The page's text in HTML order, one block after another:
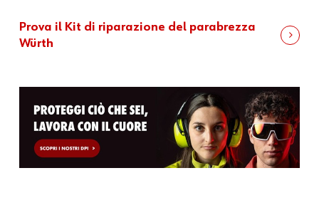
Prova il Kit di riparazione del parabrezza
Würth